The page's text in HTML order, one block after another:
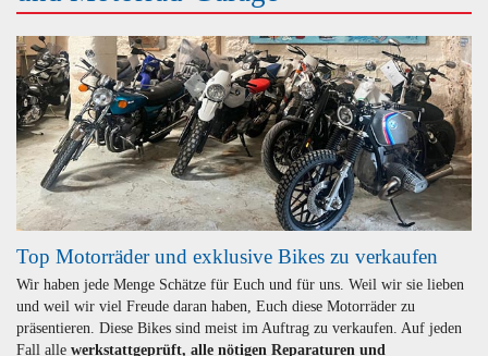
Top Motorräder und exklusive Bikes zu verkaufen
Wir haben jede Menge Schätze für Euch und für uns. Weil wir sie lieben
und weil wir viel Freude daran haben, Euch diese Motorräder zu
präsentieren. Diese Bikes sind meist im Auftrag zu verkaufen. Auf jeden
Fall alle werkstattgeprüft, alle nötigen Reparaturen und